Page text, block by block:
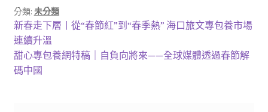
分類: 未分類
文
章
導
上
一
篇
文
新春走下層丨從“春節紅”到“春季熱” 海口旅文專包養市場
連續升溫
下
一
甜心專包養網特稿｜自負向將來——全球媒體透過春節解
碼中國